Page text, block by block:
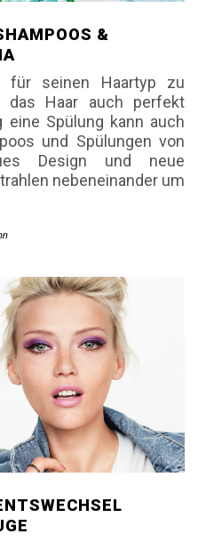
&
für seinen Haartyp zu
Haar auch perfekt
eine Spülung kann auch
und Spülungen von
Design und neue
nebeneinander um